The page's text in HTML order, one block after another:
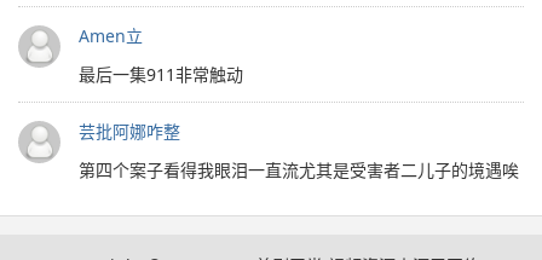
Amen立
最后一集911非常触动
芸批阿娜咋整
第四个案子看得我眼泪一直流尤其是受害者二儿子的境遇唉